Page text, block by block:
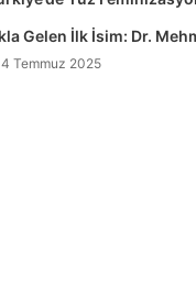
Gelen İlk İsim: Dr.
4 Temmuz 2025